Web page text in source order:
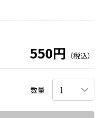
550円 （税込）
数量